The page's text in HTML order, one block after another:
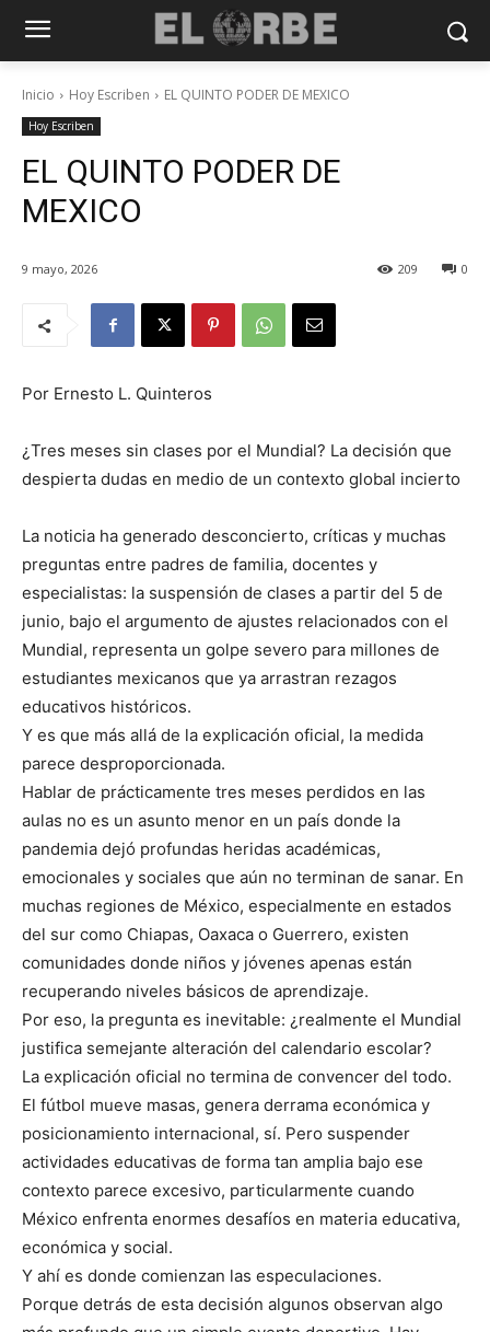
Inicio Hoy Escriben EL QUINTO PODER DE MEXICO
Hoy Escriben
EL QUINTO PODER DE
MEXICO
9 mayo, 2026 0
209
Por Ernesto L. Quinteros
¿Tres meses sin clases por el Mundial? La decisión que
despierta dudas en medio de un contexto global incierto
La noticia ha generado desconcierto, críticas y muchas
preguntas entre padres de familia, docentes y
especialistas: la suspensión de clases a partir del 5 de
junio, bajo el argumento de ajustes relacionados con el
Mundial, representa un golpe severo para millones de
estudiantes mexicanos que ya arrastran rezagos
educativos históricos.
Y es que más allá de la explicación oficial, la medida
parece desproporcionada.
Hablar de prácticamente tres meses perdidos en las
aulas no es un asunto menor en un país donde la
pandemia dejó profundas heridas académicas,
emocionales y sociales que aún no terminan de sanar. En
muchas regiones de México, especialmente en estados
del sur como Chiapas, Oaxaca o Guerrero, existen
comunidades donde niños y jóvenes apenas están
recuperando niveles básicos de aprendizaje.
Por eso, la pregunta es inevitable: ¿realmente el Mundial
justifica semejante alteración del calendario escolar?
La explicación oficial no termina de convencer del todo.
El fútbol mueve masas, genera derrama económica y
posicionamiento internacional, sí. Pero suspender
actividades educativas de forma tan amplia bajo ese
contexto parece excesivo, particularmente cuando
México enfrenta enormes desafíos en materia educativa,
económica y social.
Y ahí es donde comienzan las especulaciones.
Porque detrás de esta decisión algunos observan algo